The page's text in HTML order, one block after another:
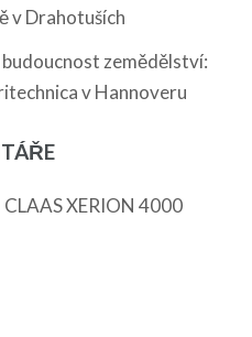
v Drahotuších
zemědělství:
v Hannoveru
CLAAS XERION 4000